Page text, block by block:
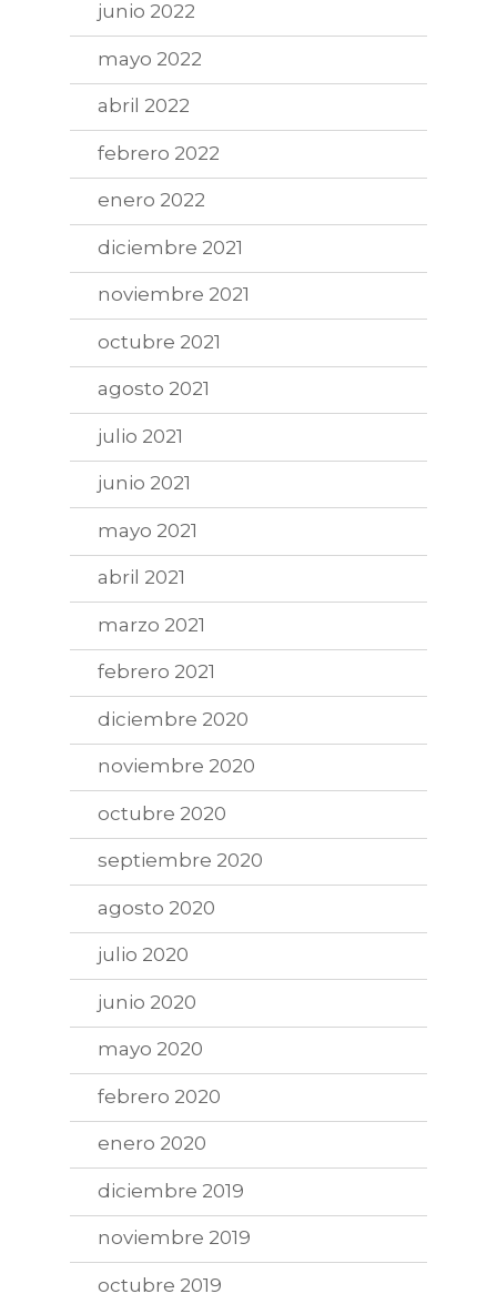
junio 2022
mayo 2022
abril 2022
febrero 2022
enero 2022
diciembre 2021
noviembre 2021
octubre 2021
agosto 2021
julio 2021
junio 2021
mayo 2021
abril 2021
marzo 2021
febrero 2021
diciembre 2020
noviembre 2020
octubre 2020
septiembre 2020
agosto 2020
julio 2020
junio 2020
mayo 2020
febrero 2020
enero 2020
diciembre 2019
noviembre 2019
octubre 2019